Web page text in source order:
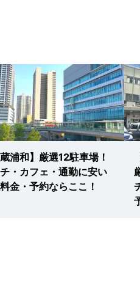
蔵浦和】厳選12駐車場！
・カフェ・通勤に安い
金・予約ならここ！